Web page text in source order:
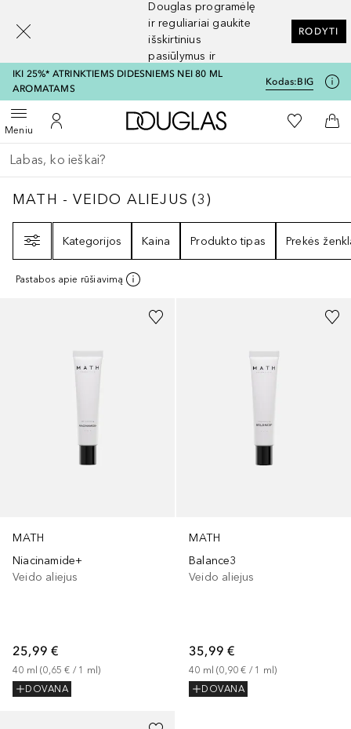
Douglas programėlę
ir reguliariai gaukite
išskirtinius
pasiūlymus ir
nuolaidas
RODYTI
IKI 25%* ATRINKTIEMS DIDESNIEMS NEI 80 ML
AROMATAMS
Kodas:BIG
MeniuAtidaryti meniuĮ mano paskyrą
Į Douglas pagrindinį
Į mano
Į
Grįžk atgal
Vykdykite paiešką
MATH - VEIDO ALIEJUS3
MATH - VEIDO ALIEJUS (3)
Kategorijos
Kaina Produkto tipas Prekės
Pastabos apie rūšiavimą
MATH
Niacinamide+
Veido aliejus
25,99 €
40 ml (0,65 € / 1 ml)
DOVANA
MATH
Balance3
Veido aliejus
35,99 €
40 ml (0,90 € / 1 ml)
DOVANA
[navigation.slideout.screenreader]